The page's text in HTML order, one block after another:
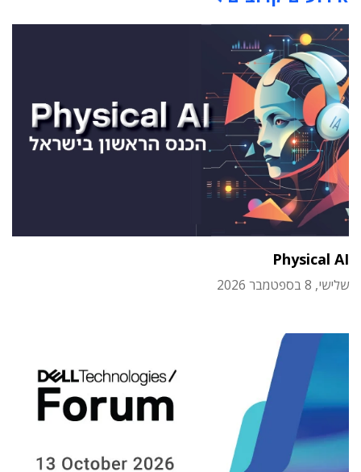
Physical AI
שלישי, 8 בספטמבר 2026